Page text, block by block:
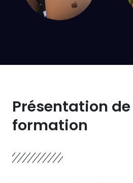
Présentation
formation